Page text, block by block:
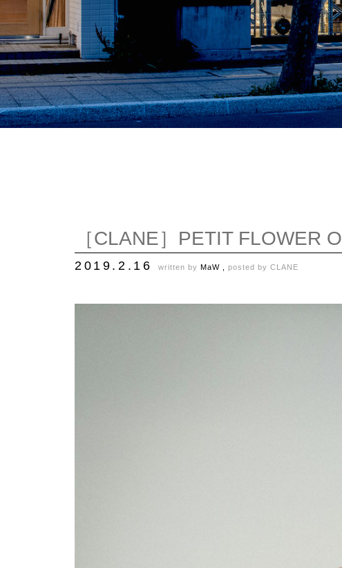
［CLANE］PETIT FLOWER
2019.2.16 written by MaW , posted by CLANE